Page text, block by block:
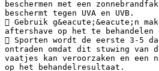
beschermen met een
beschermt tegen UVA en UVB.
 Gebruik g&eacute;&eacute;n
aftershave op het te behandelen
 Sporten wordt de eerste 3-5
ontraden omdat dit stuwing van
vaatjes kan veroorzaken en een
op het behandelresultaat.